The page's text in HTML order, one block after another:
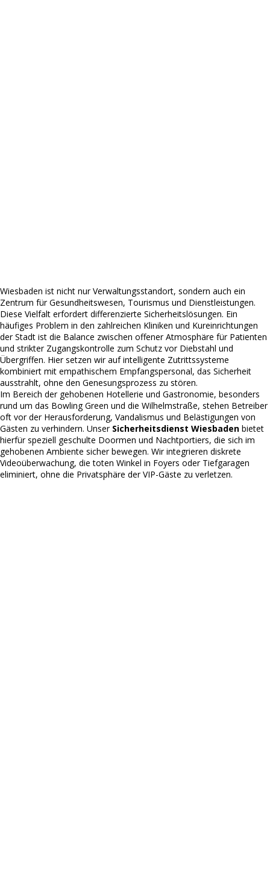
Wiesbaden ist nicht nur Verwaltungsstandort, sondern auch ein
Zentrum für Gesundheitswesen, Tourismus und Dienstleistungen.
Diese Vielfalt erfordert differenzierte Sicherheitslösungen. Ein
häufiges Problem in den zahlreichen Kliniken und Kureinrichtungen
der Stadt ist die Balance zwischen offener Atmosphäre für Patienten
und strikter Zugangskontrolle zum Schutz vor Diebstahl und
Übergriffen. Hier setzen wir auf intelligente Zutrittssysteme
kombiniert mit empathischem Empfangspersonal, das Sicherheit
ausstrahlt, ohne den Genesungsprozess zu stören.
Im Bereich der gehobenen Hotellerie und Gastronomie, besonders
rund um das Bowling Green und die Wilhelmstraße, stehen Betreiber
oft vor der Herausforderung, Vandalismus und Belästigungen von
Gästen zu verhindern. Unser Sicherheitsdienst Wiesbaden bietet
hierfür speziell geschulte Doormen und Nachtportiers, die sich im
gehobenen Ambiente sicher bewegen. Wir integrieren diskrete
Videoüberwachung, die toten Winkel in Foyers oder Tiefgaragen
eliminiert, ohne die Privatsphäre der VIP-Gäste zu verletzen.